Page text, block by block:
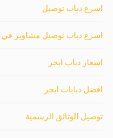
اسرع دباب توصيل
اسرع دباب توصيل مشاوير
اسعار دباب ابحر
افضل دبابات ابحر
توصيل الوثائق الرسمية